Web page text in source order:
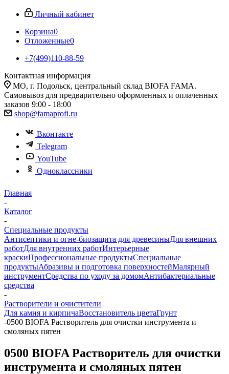
Личный кабинет
Корзина0
Отложенные0
+7(499)110-88-59
Контактная информация
МО, г. Подольск, центральный склад BIOFA FAMA.
Самовывоз для предварительно оформленных и оплаченных
заказов 9:00 - 18:00
shop@famaprofi.ru
Вконтакте
Telegram
YouTube
Одноклассники
Главная
-
Каталог
-
Специальные продукты
Антисептики и огне-биозащита для древесиныДля внешних
работДля внутренних работИнтерьерные
краскиПрофессиональные продуктыСпециальные
продуктыАбразивы и подготовка поверхностейМалярный
инструментСредства по уходу за домомАнтибактериальные
средства
-
Растворители и очистители
Для камня и кирпичаВосстановитель цветаГрунт
-0500 BIOFA Растворитель для очистки инструмента и
смоляных пятен
0500 BIOFA Растворитель для очистки
инструмента и смоляных пятен